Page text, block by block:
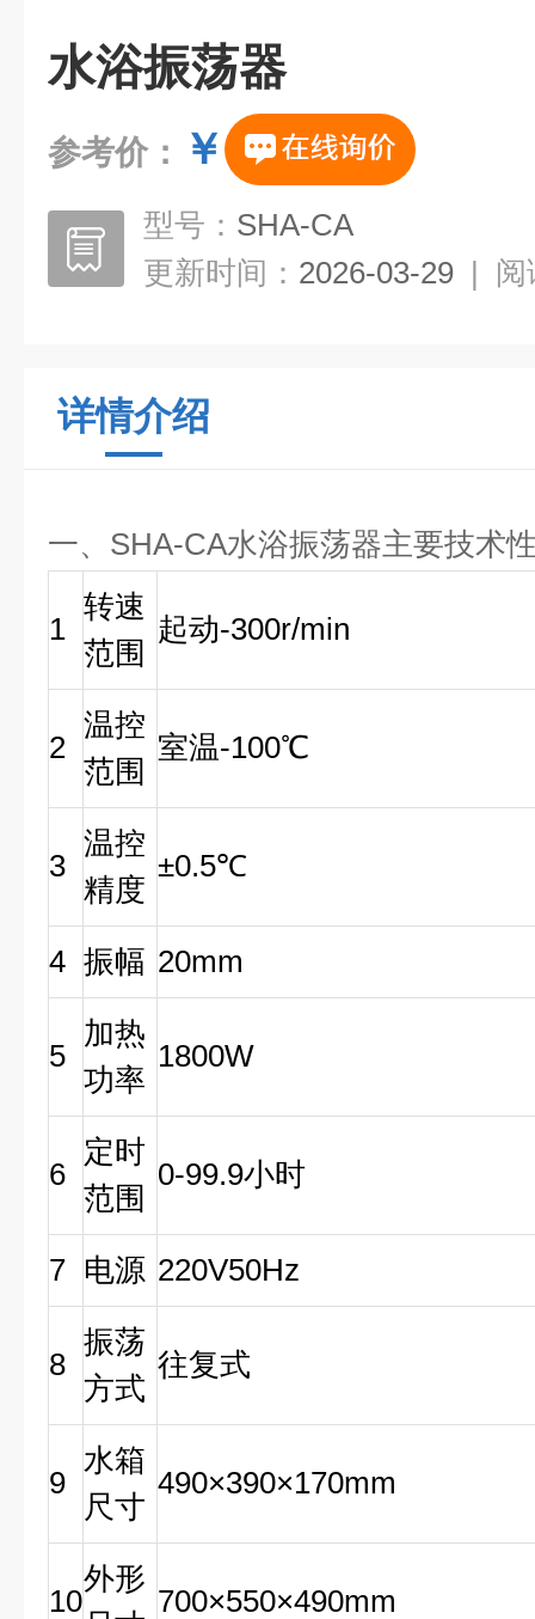
水浴振荡器
参考价： ￥
型号： SHA-CA
更新时间： 2026-03-29 | 阅
详情介绍
一、SHA-CA水浴振荡器主要技术
1
转速
范围
起动-300r/min
2
温控
范围
室温-100℃
3
温控
精度
±0.5℃
4 振幅 20mm
5
加热
功率
1800W
6
定时
范围
0-99.9小时
7 电源 220V50Hz
8
振荡
方式
往复式
9
水箱
尺寸
490×390×170mm
10
外形
700×550×490mm